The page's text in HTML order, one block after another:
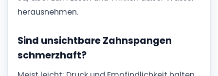
herausnehmen.
Sind unsichtbare Zahnspangen
schmerzhaft?